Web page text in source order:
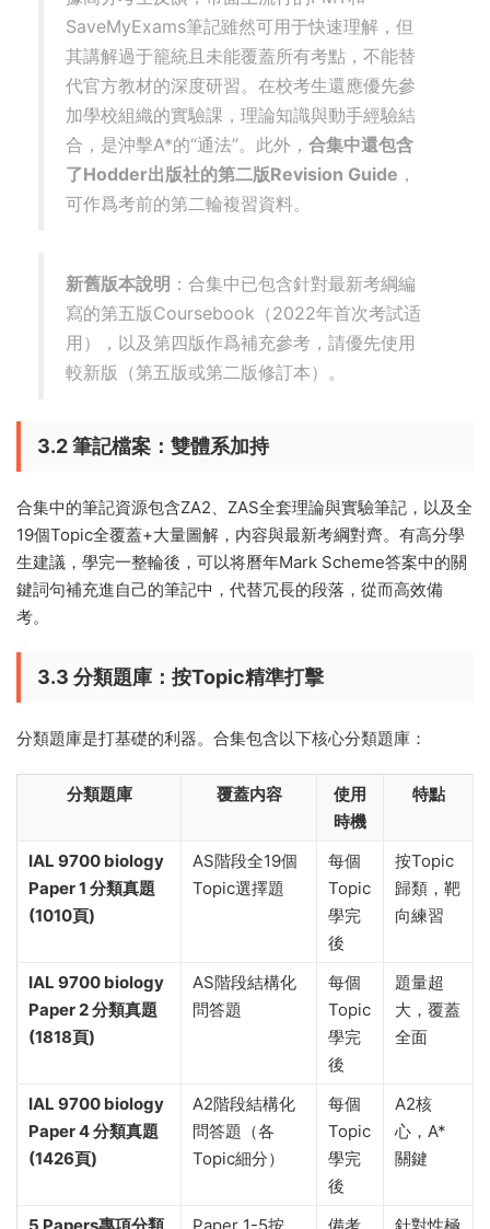
SaveMyExams筆記雖然可用于快速理解，但
其講解過于籠統且未能覆蓋所有考點，不能替
代官方教材的深度研習。在校考生還應優先參
加學校組織的實驗課，理論知識與動手經驗結
合，是沖擊A*的“通法”。此外， 合集中還包含
了Hodder出版社的第二版Revision Guide ，
可作爲考前的第二輪複習資料。
新舊版本說明 ：合集中已包含針對最新考綱編
寫的第五版Coursebook（2022年首次考試适
用），以及第四版作爲補充參考，請優先使用
較新版（第五版或第二版修訂本）。
3.2 筆記檔案：雙體系加持
合集中的筆記資源包含ZA2、ZAS全套理論與實驗筆記，以及全
19個Topic全覆蓋+大量圖解，内容與最新考綱對齊。有高分學
生建議，學完一整輪後，可以将曆年Mark Scheme答案中的關
鍵詞句補充進自己的筆記中，代替冗長的段落，從而高效備
考。
3.3 分類題庫：按Topic精準打擊
分類題庫是打基礎的利器。合集包含以下核心分類題庫：
分類題庫 覆蓋内容
使用
時機
特點
IAL 9700 biology
Paper 1 分類真題
(1010頁)
AS階段全19個
Topic選擇題
每個
Topic
學完
後
按Topic
歸類，靶
向練習
IAL 9700 biology
Paper 2 分類真題
(1818頁)
AS階段結構化
問答題
每個
Topic
學完
後
題量超
大，覆蓋
全面
IAL 9700 biology
Paper 4 分類真題
(1426頁)
A2階段結構化
問答題（各
Topic細分）
每個
Topic
學完
後
A2核
心，A*
關鍵